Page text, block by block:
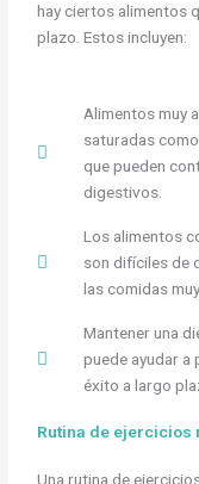
hay ciertos alimentos
plazo. Estos incluyen:
Alimentos muy
saturadas
que pueden
digestivos.
Los alimentos
son difíciles de
las comidas
Mantener una
puede ayudar a
éxito a largo
Rutina de ejercicios
Una rutina de